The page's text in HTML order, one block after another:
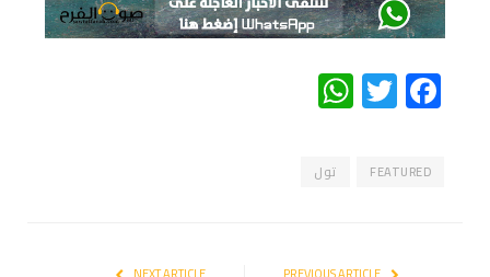
Facebook
Twitter
WhatsApp
FEATURED تول